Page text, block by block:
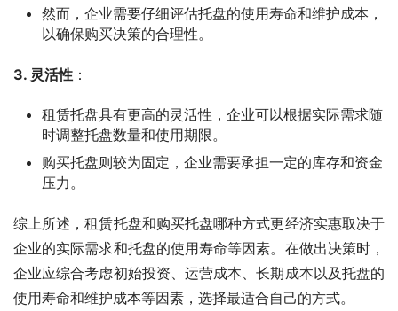
然而，企业需要仔细评估托盘的使用寿命和维护成本，
以确保购买决策的合理性。
3. 灵活性 ：
租赁托盘具有更高的灵活性，企业可以根据实际需求随
时调整托盘数量和使用期限。
购买托盘则较为固定，企业需要承担一定的库存和资金
压力。
综上所述，租赁托盘和购买托盘哪种方式更经济实惠取决于
企业的实际需求和托盘的使用寿命等因素。在做出决策时，
企业应综合考虑初始投资、运营成本、长期成本以及托盘的
使用寿命和维护成本等因素，选择最适合自己的方式。